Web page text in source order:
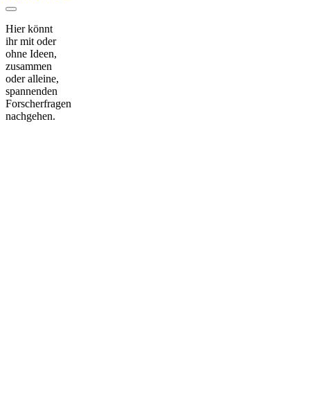
Hier könnt
ihr mit oder
ohne Ideen,
zusammen
oder alleine,
spannenden
Forscherfragen
nachgehen.